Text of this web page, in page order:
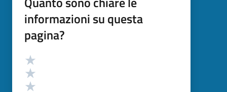
informazioni su questa
pagina?
Valutazione